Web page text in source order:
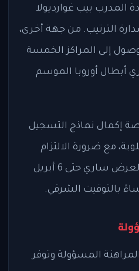
بيب غوارديولا
الترتيب. من جهة أخرى،
إلى المراكز الخمسة
أبطال أوروبا الموسم
إكمال نماذج التسجيل
مع ضرورة الالتزام
بشروط وأحكام الخدمة. العرض ساري حتى 6 أبريل
المسؤولة وتوفر